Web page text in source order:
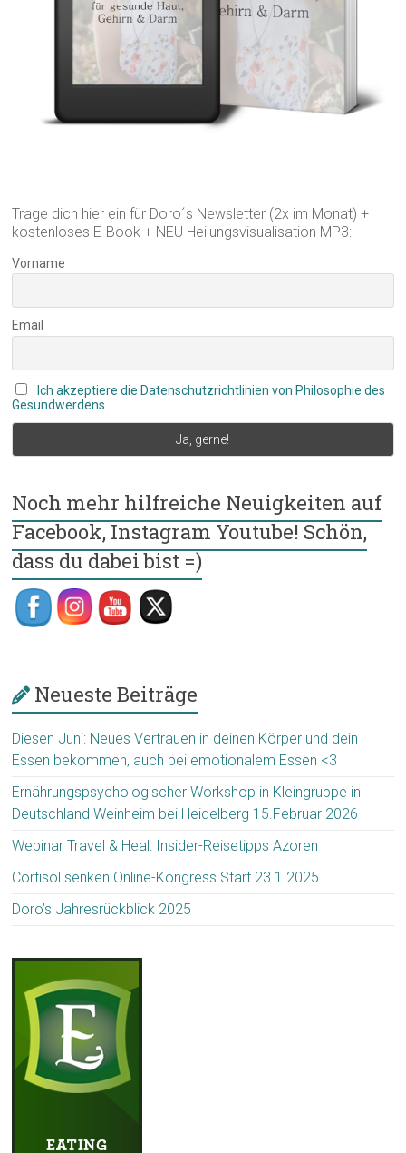
Trage dich hier ein für Doro´s Newsletter (2x im Monat) +
kostenloses E-Book + NEU Heilungsvisualisation MP3:
Vorname
Email
Ich akzeptiere die Datenschutzrichtlinien von Philosophie des
Gesundwerdens
Noch mehr hilfreiche Neuigkeiten auf
Facebook, Instagram Youtube! Schön,
dass du dabei bist =)
Neueste Beiträge
Diesen Juni: Neues Vertrauen in deinen Körper und dein
Essen bekommen, auch bei emotionalem Essen <3
Ernährungspsychologischer Workshop in Kleingruppe in
Deutschland Weinheim bei Heidelberg 15.Februar 2026
Webinar Travel & Heal: Insider-Reisetipps Azoren
Cortisol senken Online-Kongress Start 23.1.2025
Doro’s Jahresrückblick 2025